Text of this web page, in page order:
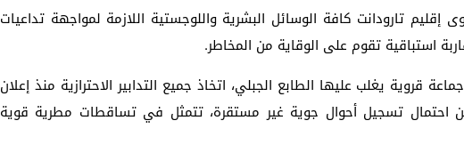
تارودانت كافة الوسائل البشرية واللوجستية اللازمة لمواجهة تداعيات
استباقية تقوم على الوقاية من المخاطر.
قروية يغلب عليها الطابع الجبلي، اتخاذ جميع التدابير الاحترازية منذ إعلان
عن احتمال تسجيل أحوال جوية غير مستقرة، تتمثل في تساقطات مطرية قوية